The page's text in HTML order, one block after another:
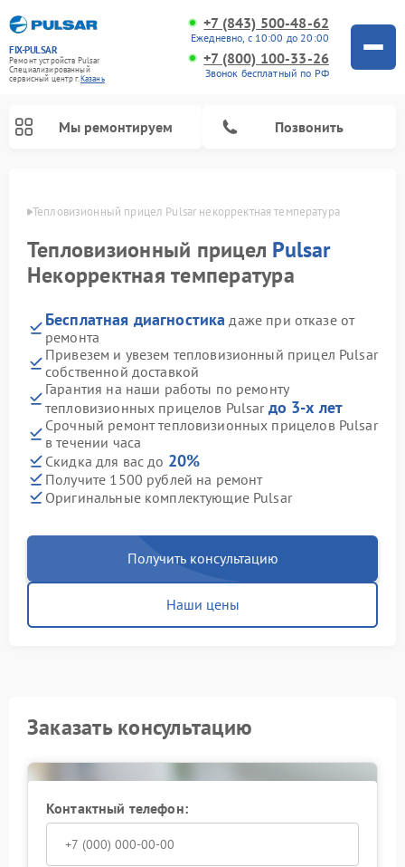
FIX-PULSAR
Ремонт устройств Pulsar
Специализированный
cервисный центр г.Казань
+7 (843) 500-48-62
Ежедневно, с 10:00 до 20:00
+7 (800) 100-33-26
Звонок бесплатный по РФ
Мы ремонтируем Позвонить
Тепловизионный прицел Pulsar некорректная температура
Тепловизионный прицел Pulsar
Некорректная температура
Бесплатная диагностика даже при отказе от
ремонта
Привезем и увезем тепловизионный прицел Pulsar
собственной доставкой
Гарантия на наши работы по ремонту
тепловизионных прицелов Pulsar до 3-х лет
Срочный ремонт тепловизионных прицелов Pulsar
в течении часа
Скидка для вас до 20%
Получите 1500 рублей на ремонт
Оригинальные комплектующие Pulsar
Получить консультацию
Наши цены
Заказать консультацию
Контактный телефон: